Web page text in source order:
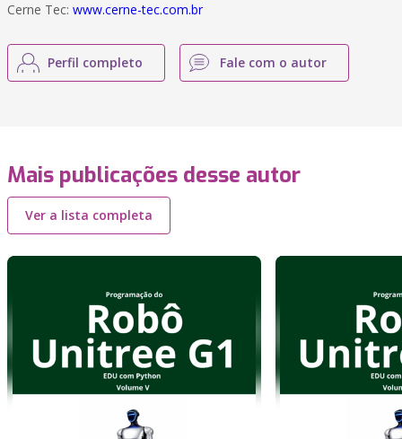
Cerne Tec: www.cerne-tec.com.br
Perfil completo Fale com o autor
Mais publicações desse autor
Ver a lista completa